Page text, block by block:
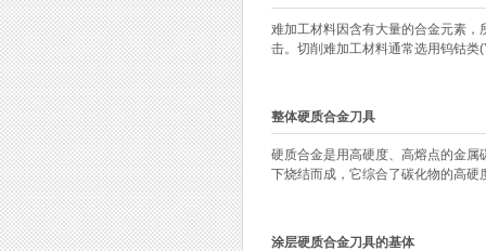
难加工材料因含有大量的合金元素
击。切削难加工材料通常选用钨钴类
整体硬质合金刀具
硬质合金是用高硬度、高熔点的金
下烧结而成，它综合了碳化物的高
涂层硬质合金刀具的基体